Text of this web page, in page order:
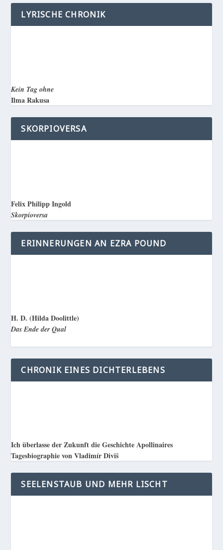
LYRISCHE CHRONIK
Kein Tag ohne
Ilma Rakusa
SKORPIOVERSA
Felix Philipp Ingold
Skorpioversa
ERINNERUNGEN AN EZRA POUND
H. D. (Hilda Doolittle)
Das Ende der Qual
CHRONIK EINES DICHTERLEBENS
Ich überlasse der Zukunft die Geschichte Apollinaires
Tagesbiographie von Vladimír Diviš
SEELENSTAUB UND MEHR LISCHT